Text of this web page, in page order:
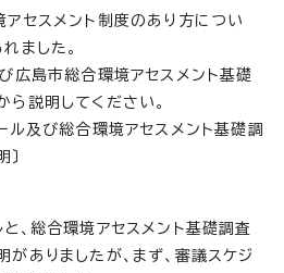
セスメント制度のあり方につい
ました。
広島市総合環境アセスメント基礎
説明してください。
ル及び総合環境アセスメント基礎調
、総合環境アセスメント基礎調査
ありましたが、まず、審議スケジ